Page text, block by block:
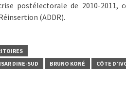
postélectorale de 2010-2011,
(ADDR).
DINE-SUD BRUNO KONÉ CÔTE